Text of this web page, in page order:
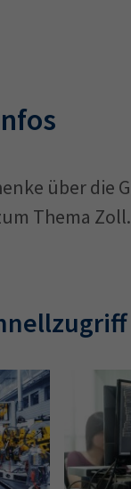
über die
Thema Zoll.